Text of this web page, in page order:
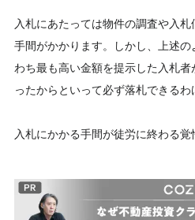
入札にあたっては物件の調査や入
手間がかかります。しかし、上述
わち最も高い金額を提示した入札
ったからといって必ず落札できるわ
入札にかかる手間が徒労に終わる覚